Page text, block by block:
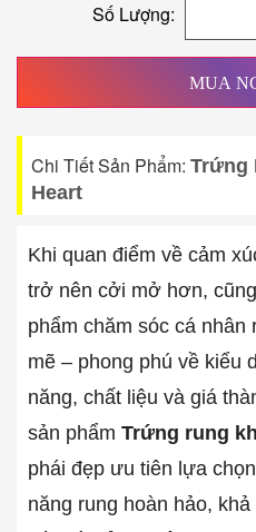
Số Lượng:
MUA
Chi Tiết Sản Phẩm: Trứng
Heart
Khi quan điểm về cảm
trở nên cởi mở hơn,
phẩm chăm sóc cá nhân
mẽ – phong phú về kiểu
năng, chất liệu và giá
sản phẩm Trứng rung
phái đẹp ưu tiên lựa
năng rung hoàn hảo,